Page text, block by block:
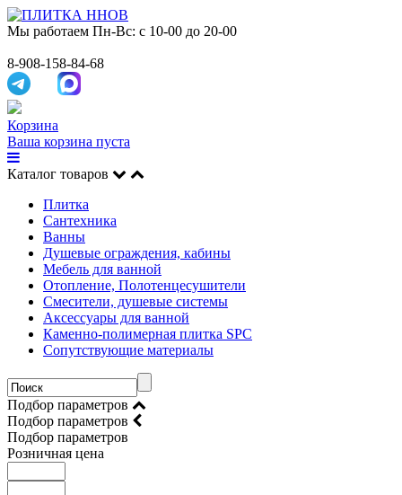
Мы работаем Пн-Вс: с 10-00 до 20-00
8-908-158-84-68
Корзина
Ваша корзина пуста
Каталог товаров
Плитка
Сантехника
Ванны
Душевые ограждения, кабины
Мебель для ванной
Отопление, Полотенцесушители
Смесители, душевые системы
Аксессуары для ванной
Каменно-полимерная плитка SPC
Сопутствующие материалы
Подбор параметров
Подбор параметров
Подбор параметров
Розничная цена